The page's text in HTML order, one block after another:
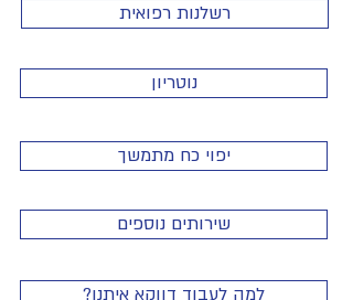
רשלנות רפואית
נוטריון
יפוי כח מתמשך
שירותים נוספים
?למה לעבוד דווקא איתנו